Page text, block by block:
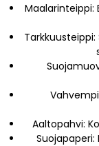
Maalarinteippi:
Aaltopahvi: